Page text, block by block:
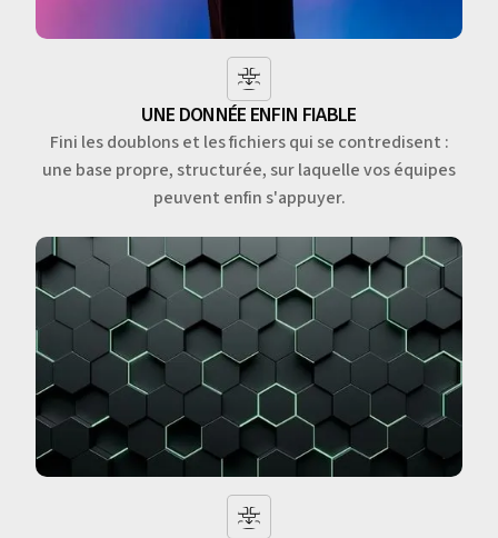
UNE DONNÉE ENFIN FIABLE
Fini les doublons et les fichiers qui se contredisent :
une base propre, structurée, sur laquelle vos équipes
peuvent enfin s'appuyer.